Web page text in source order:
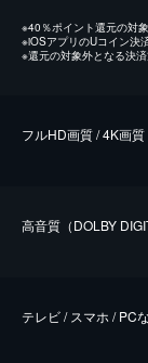
※40％ポイント還元の対
※iOSアプリのUコイン決
※還元の対象外となる決
フルHD画質 / 4K画質
⾼⾳質（DOLBY
テレビ / スマホ / PC